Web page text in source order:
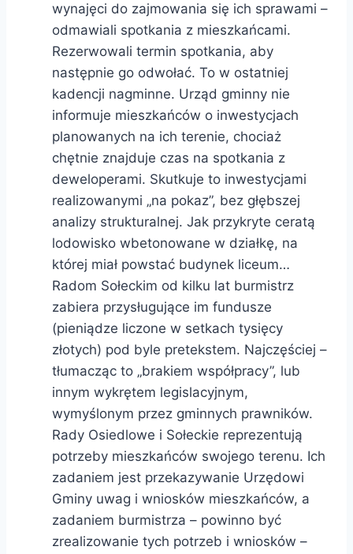
wynajęci do zajmowania się ich sprawami –
odmawiali spotkania z mieszkańcami.
Rezerwowali termin spotkania, aby
następnie go odwołać. To w ostatniej
kadencji nagminne. Urząd gminny nie
informuje mieszkańców o inwestycjach
planowanych na ich terenie, chociaż
chętnie znajduje czas na spotkania z
deweloperami. Skutkuje to inwestycjami
realizowanymi „na pokaz”, bez głębszej
analizy strukturalnej. Jak przykryte ceratą
lodowisko wbetonowane w działkę, na
której miał powstać budynek liceum…
Radom Sołeckim od kilku lat burmistrz
zabiera przysługujące im fundusze
(pieniądze liczone w setkach tysięcy
złotych) pod byle pretekstem. Najczęściej –
tłumacząc to „brakiem współpracy”, lub
innym wykrętem legislacyjnym,
wymyślonym przez gminnych prawników.
Rady Osiedlowe i Sołeckie reprezentują
potrzeby mieszkańców swojego terenu. Ich
zadaniem jest przekazywanie Urzędowi
Gminy uwag i wniosków mieszkańców, a
zadaniem burmistrza – powinno być
zrealizowanie tych potrzeb i wniosków –